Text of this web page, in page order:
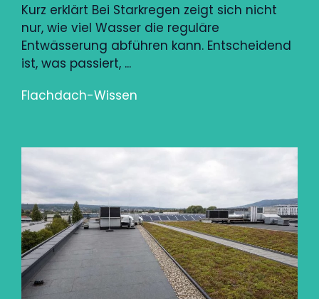
Kurz erklärt Bei Starkregen zeigt sich nicht
nur, wie viel Wasser die reguläre
Entwässerung abführen kann. Entscheidend
ist, was passiert, ...
Flachdach-Wissen